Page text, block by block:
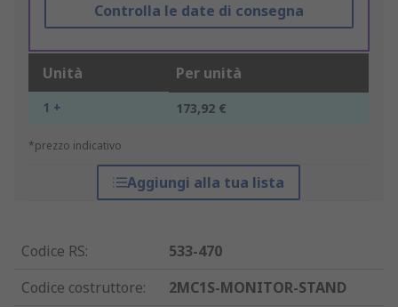
Controlla le date di consegna
Unità Per unità
1 + 173,92 €
*prezzo indicativo
Aggiungi alla tua lista
Codice RS:
533-470
Codice costruttore:
2MC1S-MONITOR-STAND